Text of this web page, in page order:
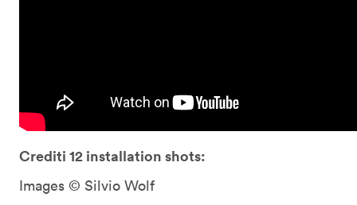
Crediti 12 installation shots:
Images © Silvio Wolf